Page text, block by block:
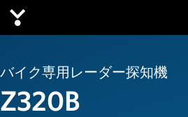
バイク専用レーダー探知機
Z320B